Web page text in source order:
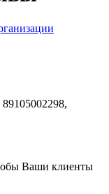
Ваши клиенты